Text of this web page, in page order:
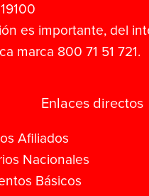
es importante, del
marca 800 71 51 721.
Enlaces directos
Afiliados
Nacionales
Básicos